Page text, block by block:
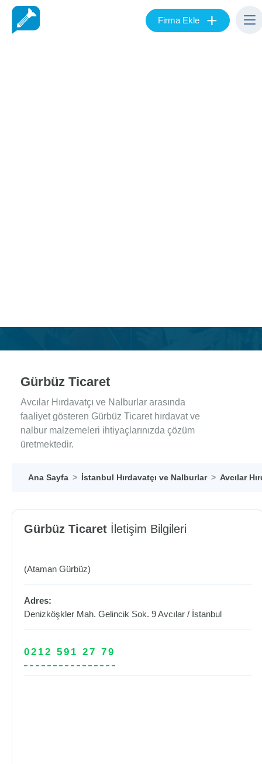
Firma Ekle +
Gürbüz Ticaret
Avcılar Hırdavatçı ve Nalburlar arasında
faaliyet gösteren Gürbüz Ticaret hırdavat ve
nalbur malzemeleri ihtiyaçlarınızda çözüm
üretmektedir.
Ana Sayfa İstanbul Hırdavatçı ve Nalburlar Avcılar
Gürbüz Ticaret İletişim Bilgileri
(Ataman Gürbüz)
Adres:
Denizköşkler Mah. Gelincik Sok. 9Avcılar / İstanbul
0212 591 27 79